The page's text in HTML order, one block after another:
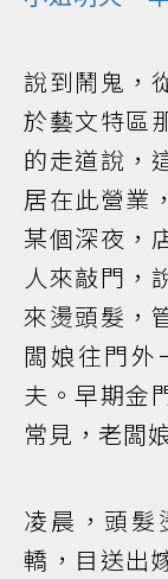
說到鬧鬼，
於藝文特區
的走道說，
居在此營業
某個深夜，
人來敲門，
來燙頭髮，
闆娘往門外
夫。早期金
常見，老闆
凌晨，頭髮
轎，目送出